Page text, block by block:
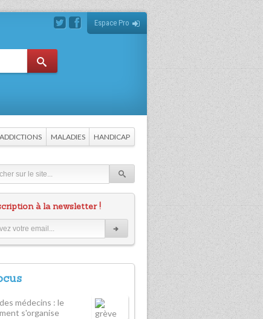
Espace Pro
ADDICTIONS MALADIES HANDICAP
à la newsletter !
médecins : le
s'organise